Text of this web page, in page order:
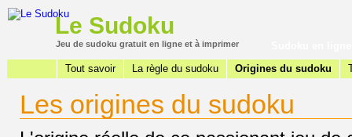
Le Sudoku
Jeu de sudoku gratuit en ligne et à imprimer
Tout savoir
La règle du sudoku Origines du sudoku
Les origines du sudoku